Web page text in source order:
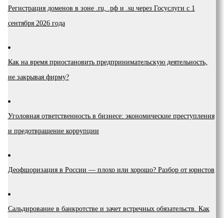
Регистрация доменов в зоне .ru, .рф и .su через Госуслуги с 1
сентября 2026 года
Как на время приостановить предпринимательскую деятельность,
не закрывая фирму?
Уголовная ответственность в бизнесе: экономические преступления
и предотвращение коррупции
Деофшоризация в России — плохо или хорошо? Разбор от юристов
Сальдирование в банкротстве и зачет встречных обязательств. Как